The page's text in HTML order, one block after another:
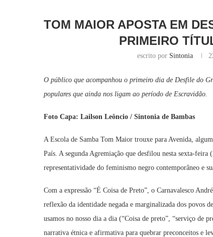
TOM MAIOR APOSTA EM
PRIMEIRO
escrito por Sintonia
O público que acompanhou o primeiro dia de Desfile do
populares que ainda nos ligam ao período de Escravidão.
Foto Capa: Lailson Leôncio / Sintonia de Bambas
A Escola de Samba Tom Maior trouxe para Avenida,
País. A segunda Agremiação que desfilou nesta sexta-
representatividade do feminismo negro contemporâneo e
Com a expressão “É Coisa de Preto”, o Carnavalesco
reflexão da identidade negada e marginalizada dos povos
usamos no nosso dia a dia (“Coisa de preto”, “serviço de
narrativa étnica e afirmativa para quebrar preconceitos e